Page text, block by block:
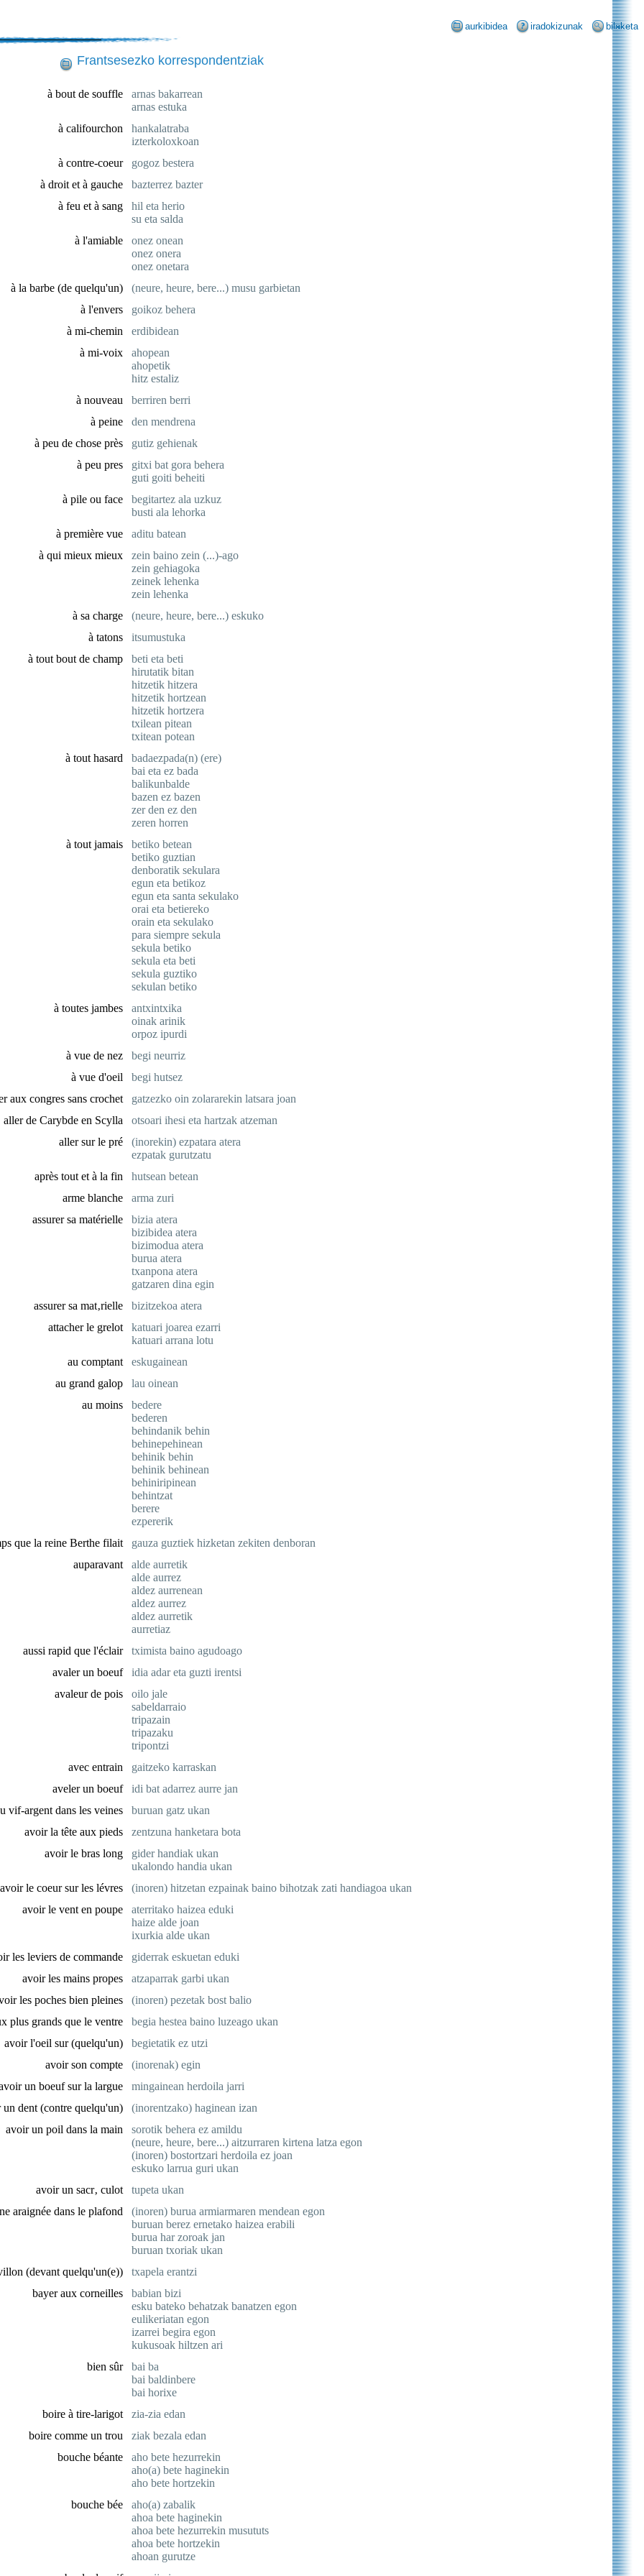
aurkibidea iradokizunak bilaketa
Frantsesezko korrespondentziak
à bout de souffle
arnas bakarrean
arnas estuka
à califourchon
hankalatraba
izterkoloxkoan
à contre-coeur
gogoz bestera
à droit et à gauche
bazterrez bazter
à feu et à sang
hil eta herio
su eta salda
à l'amiable
onez onean
onez onera
onez onetara
à la barbe (de quelqu'un)
(neure, heure, bere...) musu garbietan
à l'envers
goikoz behera
à mi-chemin
erdibidean
à mi-voix
ahopean
ahopetik
hitz estaliz
à nouveau
berriren berri
à peine
den mendrena
à peu de chose près
gutiz gehienak
à peu pres
gitxi bat gora behera
guti goiti beheiti
à pile ou face
begitartez ala uzkuz
busti ala lehorka
à première vue
aditu batean
à qui mieux mieux
zein baino zein (...)-ago
zein gehiagoka
zeinek lehenka
zein lehenka
à sa charge
(neure, heure, bere...) eskuko
à tatons
itsumustuka
à tout bout de champ
beti eta beti
hirutatik bitan
hitzetik hitzera
hitzetik hortzean
hitzetik hortzera
txilean pitean
txitean potean
à tout hasard
badaezpada(n) (ere)
bai eta ez bada
balikunbalde
bazen ez bazen
zer den ez den
zeren horren
à tout jamais
betiko betean
betiko guztian
denboratik sekulara
egun eta betikoz
egun eta santa sekulako
orai eta betiereko
orain eta sekulako
para siempre sekula
sekula betiko
sekula eta beti
sekula guztiko
sekulan betiko
à toutes jambes
antxintxika
oinak arinik
orpoz ipurdi
à vue de nez
begi neurriz
à vue d'oeil
begi hutsez
aux congres sans crochet
gatzezko oin zolararekin latsara joan
aller de Carybde en Scylla
otsoari ihesi eta hartzak atzeman
aller sur le pré
(inorekin) ezpatara atera
ezpatak gurutzatu
après tout et à la fin
hutsean betean
arme blanche
arma zuri
assurer sa matérielle
bizia atera
bizibidea atera
bizimodua atera
burua atera
txanpona atera
gatzaren dina egin
assurer sa mat‚rielle
bizitzekoa atera
attacher le grelot
katuari joarea ezarri
katuari arrana lotu
au comptant
eskugainean
au grand galop
lau oinean
au moins
bedere
bederen
behindanik behin
behinepehinean
behinik behin
behinik behinean
behiniripinean
behintzat
berere
ezpererik
que la reine Berthe filait
gauza guztiek hizketan zekiten denboran
auparavant
alde aurretik
alde aurrez
aldez aurrenean
aldez aurrez
aldez aurretik
aurretiaz
aussi rapid que l'éclair
tximista baino agudoago
avaler un boeuf
idia adar eta guzti irentsi
avaleur de pois
oilo jale
sabeldarraio
tripazain
tripazaku
tripontzi
avec entrain
gaitzeko karraskan
aveler un boeuf
idi bat adarrez aurre jan
vif-argent dans les veines
buruan gatz ukan
avoir la tête aux pieds
zentzuna hanketara bota
avoir le bras long
gider handiak ukan
ukalondo handia ukan
avoir le coeur sur les lévres
(inoren) hitzetan ezpainak baino bihotzak zati handiagoa ukan
avoir le vent en poupe
aterritako haizea eduki
haize alde joan
ixurkia alde ukan
les leviers de commande
giderrak eskuetan eduki
avoir les mains propes
atzaparrak garbi ukan
les poches bien pleines
(inoren) pezetak bost balio
plus grands que le ventre
begia hestea baino luzeago ukan
avoir l'oeil sur (quelqu'un)
begietatik ez utzi
avoir son compte
(inorenak) egin
un boeuf sur la largue
mingainean herdoila jarri
un dent (contre quelqu'un)
(inorentzako) haginean izan
avoir un poil dans la main
sorotik behera ez amildu
(neure, heure, bere...) aitzurraren kirtena latza egon
(inoren) bostortzari herdoila ez joan
eskuko larrua guri ukan
avoir un sacr‚ culot
tupeta ukan
araignée dans le plafond
(inoren) burua armiarmaren mendean egon
buruan berez ernetako haizea erabili
burua har zoroak jan
buruan txoriak ukan
(devant quelqu'un(e))
txapela erantzi
bayer aux corneilles
babian bizi
esku bateko behatzak banatzen egon
eulikeriatan egon
izarrei begira egon
kukusoak hiltzen ari
bien sûr
bai ba
bai baldinbere
bai horixe
boire à tire-larigot
zia-zia edan
boire comme un trou
ziak bezala edan
bouche béante
aho bete hezurrekin
aho(a) bete haginekin
aho bete hortzekin
bouche bée
aho(a) zabalik
ahoa bete haginekin
ahoa bete hezurrekin musututs
ahoa bete hortzekin
ahoan gurutze